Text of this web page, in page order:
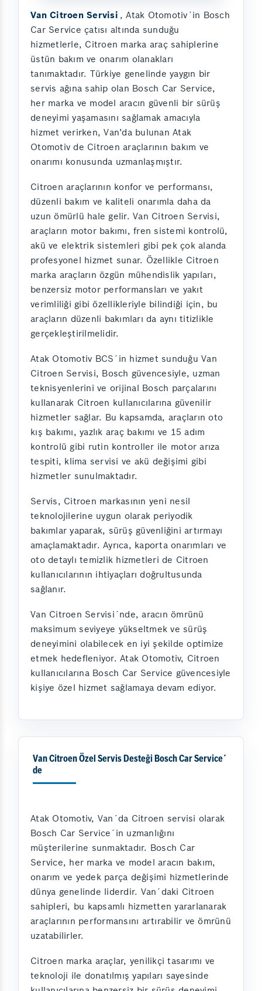
Van Citroen Servisi , Atak Otomotiv´in Bosch
Car Service çatısı altında sunduğu
hizmetlerle, Citroen marka araç sahiplerine
üstün bakım ve onarım olanakları
tanımaktadır. Türkiye genelinde yaygın bir
servis ağına sahip olan Bosch Car Service,
her marka ve model aracın güvenli bir sürüş
deneyimi yaşamasını sağlamak amacıyla
hizmet verirken, Van’da bulunan Atak
Otomotiv de Citroen araçlarının bakım ve
onarımı konusunda uzmanlaşmıştır.
Citroen araçlarının konfor ve performansı,
düzenli bakım ve kaliteli onarımla daha da
uzun ömürlü hale gelir. Van Citroen Servisi,
araçların motor bakımı, fren sistemi kontrolü,
akü ve elektrik sistemleri gibi pek çok alanda
profesyonel hizmet sunar. Özellikle Citroen
marka araçların özgün mühendislik yapıları,
benzersiz motor performansları ve yakıt
verimliliği gibi özellikleriyle bilindiği için, bu
araçların düzenli bakımları da aynı titizlikle
gerçekleştirilmelidir.
Atak Otomotiv BCS´in hizmet sunduğu Van
Citroen Servisi, Bosch güvencesiyle, uzman
teknisyenlerini ve orijinal Bosch parçalarını
kullanarak Citroen kullanıcılarına güvenilir
hizmetler sağlar. Bu kapsamda, araçların oto
kış bakımı, yazlık araç bakımı ve 15 adım
kontrolü gibi rutin kontroller ile motor arıza
tespiti, klima servisi ve akü değişimi gibi
hizmetler sunulmaktadır.
Servis, Citroen markasının yeni nesil
teknolojilerine uygun olarak periyodik
bakımlar yaparak, sürüş güvenliğini artırmayı
amaçlamaktadır. Ayrıca, kaporta onarımları ve
oto detaylı temizlik hizmetleri de Citroen
kullanıcılarının ihtiyaçları doğrultusunda
sağlanır.
Van Citroen Servisi´nde, aracın ömrünü
maksimum seviyeye yükseltmek ve sürüş
deneyimini olabilecek en iyi şekilde optimize
etmek hedefleniyor. Atak Otomotiv, Citroen
kullanıcılarına Bosch Car Service güvencesiyle
kişiye özel hizmet sağlamaya devam ediyor.
Van Citroen Özel Servis Desteği Bosch Car Service´
de
Atak Otomotiv, Van´da Citroen servisi olarak
Bosch Car Service´in uzmanlığını
müşterilerine sunmaktadır. Bosch Car
Service, her marka ve model aracın bakım,
onarım ve yedek parça değişimi hizmetlerinde
dünya genelinde liderdir. Van´daki Citroen
sahipleri, bu kapsamlı hizmetten yararlanarak
araçlarının performansını artırabilir ve ömrünü
uzatabilirler.
Citroen marka araçlar, yenilikçi tasarımı ve
teknoloji ile donatılmış yapıları sayesinde